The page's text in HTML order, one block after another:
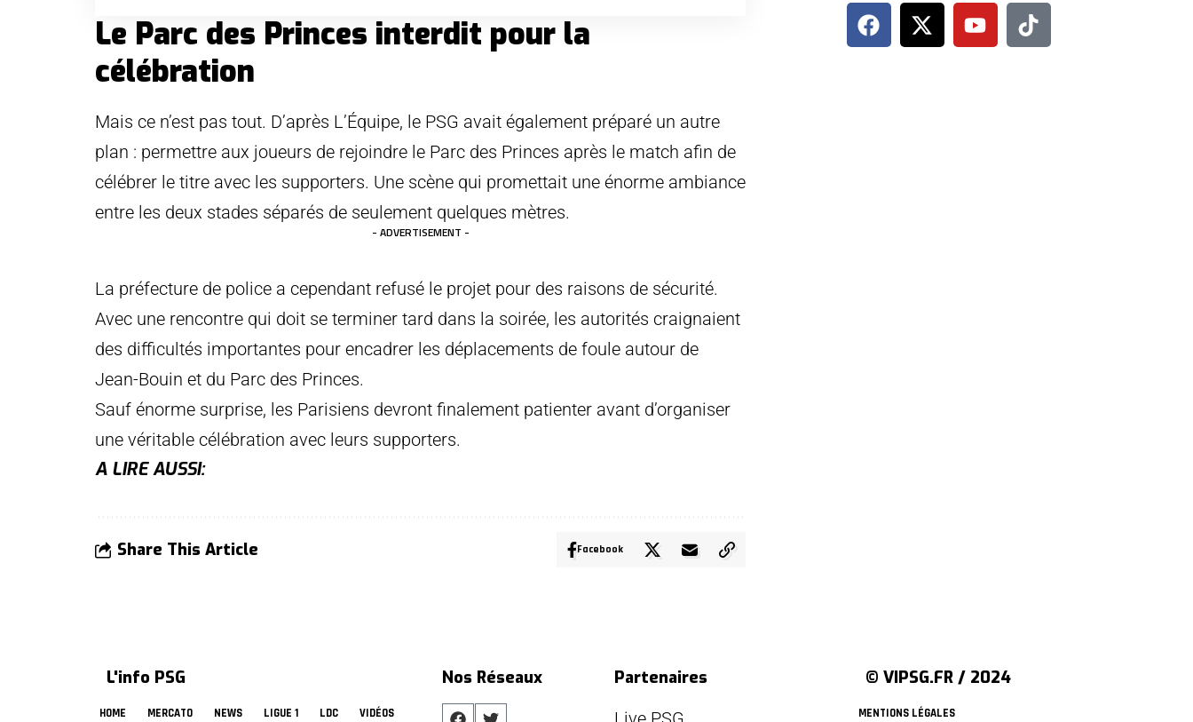
Le Parc des Princes interdit pour la
célébration
Mais ce n’est pas tout. D’après L’Équipe, le PSG avait également préparé un autre
plan : permettre aux joueurs de rejoindre le Parc des Princes après le match afin de
célébrer le titre avec les supporters. Une scène qui promettait une énorme ambiance
entre les deux stades séparés de seulement quelques mètres.
- ADVERTISEMENT -
La préfecture de police a cependant refusé le projet pour des raisons de sécurité.
Avec une rencontre qui doit se terminer tard dans la soirée, les autorités craignaient
des difficultés importantes pour encadrer les déplacements de foule autour de
Jean-Bouin et du Parc des Princes.
Sauf énorme surprise, les Parisiens devront finalement patienter avant d’organiser
une véritable célébration avec leurs supporters.
A LIRE AUSSI:
Share This Article Facebook
L'info PSG
HOME MERCATO NEWS LIGUE 1 LDC VIDÉOS
Nos Réseaux
Partenaires
© VIPSG.FR / 2024
MENTIONS LÉGALES